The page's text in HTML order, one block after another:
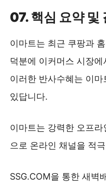
07. 핵심 요약 및
이마트는 최근 쿠팡과
덕분에 이커머스 시장
이러한 반사수혜는 이
있답니다.
이마트는 강력한 오프
으로 온라인 채널을 적
SSG.COM을 통한 새벽